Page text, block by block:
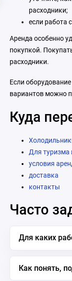
расходники;
если работа
Аренда особенно
покупкой.
расходники.
Если
вариантов можно
Куда
Для туризма
условия
доставка
контакты
Часто
Для каких
Как понять,